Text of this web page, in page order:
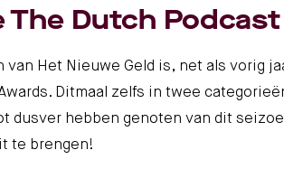
The Dutch
van Het Nieuwe Geld is, net als vorig
Ditmaal zelfs in twee
dusver hebben genoten van dit
te brengen!